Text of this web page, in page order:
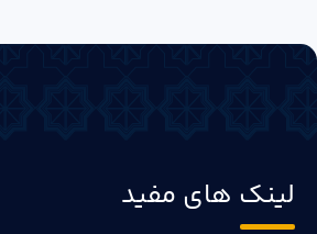
لینک های مفید